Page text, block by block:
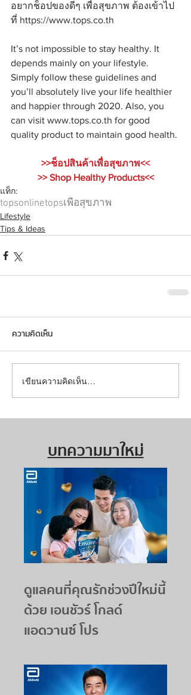
อยากช็อปของดีๆ เพื่อสุขภาพ ต้องเข้าไป
ที่ https://www.tops.co.th
It’s not impossible to stay healthy. It
depends mainly on your lifestyle.
Simply follow these guidelines and
you’ll absolutely live your life healthier
and happier through 2020. Also, you
can visit www.tops.co.th for good
quality product to maintain good health.
>>ช็อปสินค้าเพื่อสุขภาพ<<
>> Shop Healthy Products<<
แท็ก:
topsonlinetopsเพื่อสุขภาพ
Lifestyle
Tips & Ideas
ความคิดเห็น
เขียนความคิดเห็น…
บทความมาใหม่
ดูแลคนที่คุณรักช่วงปีใหม่นี้
ด้วย เอนชัวร์ โกลด์
แอดวานซ์ โปร